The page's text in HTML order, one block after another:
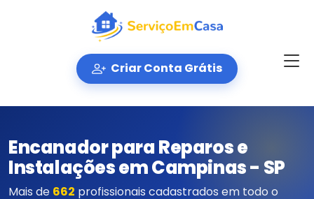
Criar Conta Grátis
Encanador para Reparos e
Instalações em Campinas - SP
Mais de 662 profissionais cadastrados em todo o